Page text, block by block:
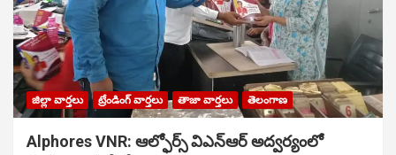
జిల్లా వార్తలు ట్రేండింగ్ వార్తలు తాజా వార్తలు తెలంగాణ
Alphores VNR: ఆల్ఫోర్స్ విఎన్ఆర్ అద్వర్యంలో